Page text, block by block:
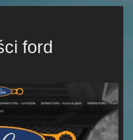
ford